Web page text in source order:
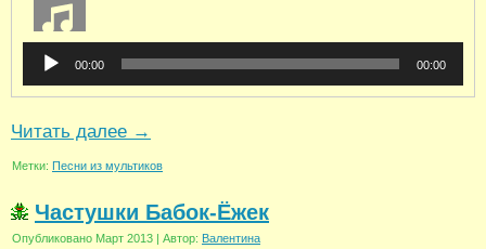
Аудиоплеер
00:00 00:00
Читать далее →
Метки: Песни из мультиков
Частушки Бабок-Ёжек
Опубликовано Март 2013 | Автор: Валентина